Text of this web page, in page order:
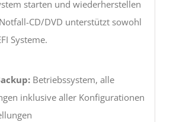
starten und wiederherstellen
CD/DVD unterstützt sowohl
Systeme.
Betriebssystem, alle
inklusive aller Konfigurationen